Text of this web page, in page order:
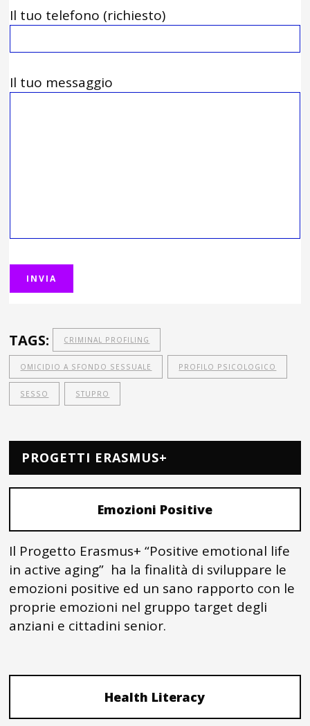
Il tuo telefono (richiesto)
Il tuo messaggio
TAGS: CRIMINAL PROFILING
OMICIDIO A SFONDO SESSUALE PROFILO PSICOLOGICO
SESSO STUPRO
PROGETTI ERASMUS+
Emozioni Positive
Il Progetto Erasmus+ “Positive emotional life
in active aging” ha la finalità di sviluppare le
emozioni positive ed un sano rapporto con le
proprie emozioni nel gruppo target degli
anziani e cittadini senior.
Health Literacy